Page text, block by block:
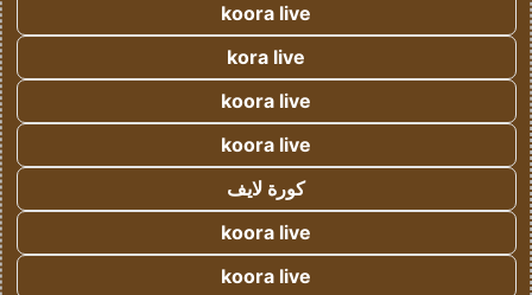
koora live
kora live
koora live
koora live
كورة لايف
koora live
koora live